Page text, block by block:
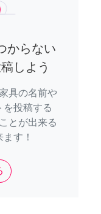
からない
しよう
具の名前や
を投稿する
とが出来る
す！